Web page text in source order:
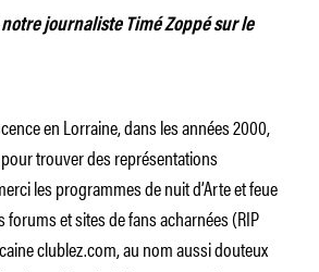
notre journaliste Timé Zoppé sur le
en Lorraine, dans les années 2000,
trouver des représentations
les programmes de nuit d’Arte et feue
forums et sites de fans acharnées (RIP
clublez.com, au nom aussi douteux